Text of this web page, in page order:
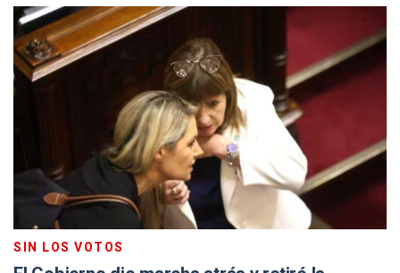
SIN LOS VOTOS